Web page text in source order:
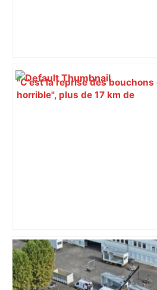
"C'est la reprise des bouchons
horrible", plus de 17 km de
Alliance PS/LFI à Toulouse :
Sztulman claque la porte –